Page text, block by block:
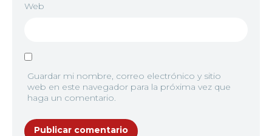
Web
Guardar mi nombre, correo electrónico y sitio
web en este navegador para la próxima vez que
haga un comentario.